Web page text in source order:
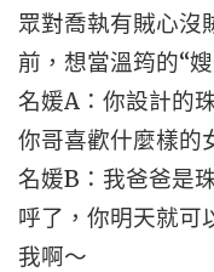
眾對喬執有賊心沒
前，想當溫筠的“
名媛A：你設計的
你哥喜歡什麼樣的
名媛B：我爸爸是
呼了，你明天就可
我啊～